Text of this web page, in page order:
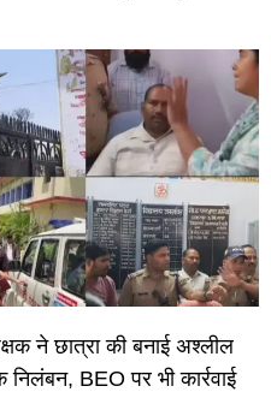
ने छात्रा की बनाई अश्लील
निलंबन, BEO पर भी कार्रवाई